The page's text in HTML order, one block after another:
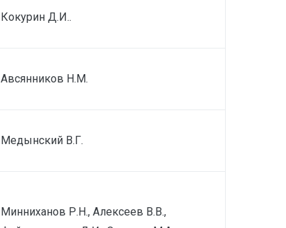
Кокурин Д.И..
Авсянников Н.М.
Медынский В.Г.
Минниханов Р.Н., Алексеев В.В.,